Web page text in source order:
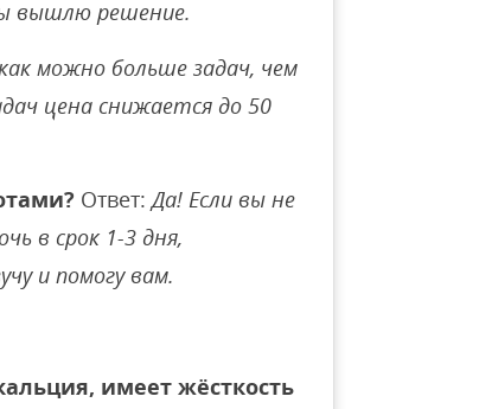
вышлю решение.
можно больше задач, чем
цена снижается до 50
Ответ:Да! Если вы не
в срок 1-3 дня,
и помогу вам.
имеет жёсткость